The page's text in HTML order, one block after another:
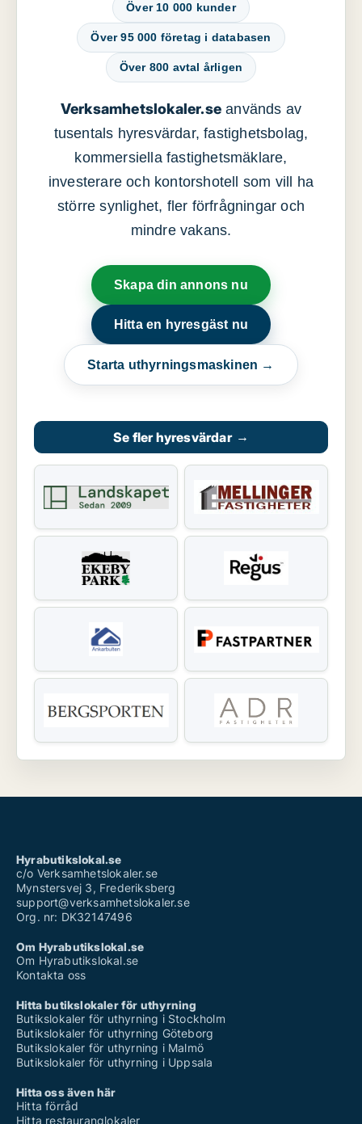
Över 10 000 kunder
Över 95 000 företag i databasen
Över 800 avtal årligen
Verksamhetslokaler.se används av
tusentals hyresvärdar, fastighetsbolag,
kommersiella fastighetsmäklare,
investerare och kontorshotell som vill ha
större synlighet, fler förfrågningar och
mindre vakans.
Skapa din annons nu
Hitta en hyresgäst nu
Starta uthyrningsmaskinen →
Se fler hyresvärdar →
Hyrabutikslokal.se
c/o Verksamhetslokaler.se
Mynstersvej 3, Frederiksberg
support@verksamhetslokaler.se
Org. nr: DK32147496
Om Hyrabutikslokal.se
Om Hyrabutikslokal.se
Kontakta oss
Hitta butikslokaler för uthyrning
Butikslokaler för uthyrning i Stockholm
Butikslokaler för uthyrning Göteborg
Butikslokaler för uthyrning i Malmö
Butikslokaler för uthyrning i Uppsala
Hitta oss även här
Hitta förråd
Hitta restauranglokaler